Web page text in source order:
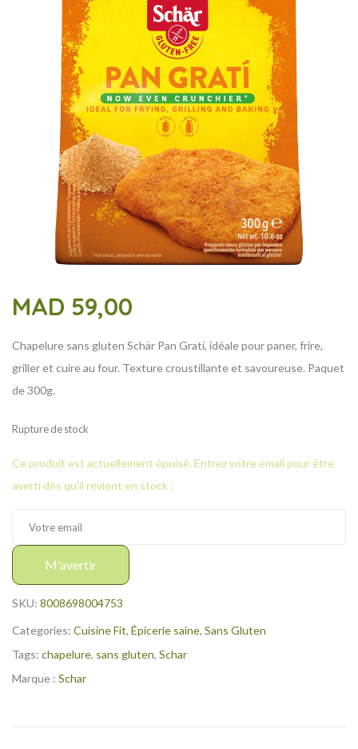
MAD 59,00
Chapelure sans gluten Schär Pan Grati, idéale pour paner, frire,
griller et cuire au four. Texture croustillante et savoureuse. Paquet
de 300g.
Rupture de stock
Ce produit est actuellement épuisé. Entrez votre email pour être
averti dès qu'il revient en stock :
M'avertir
SKU: 8008698004753
Categories: Cuisine Fit, Épicerie saine, Sans Gluten
Tags: chapelure, sans gluten, Schar
Marque : Schar